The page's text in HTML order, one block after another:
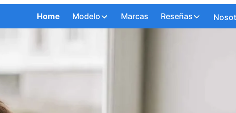
Home Modelo Marcas Reseñas